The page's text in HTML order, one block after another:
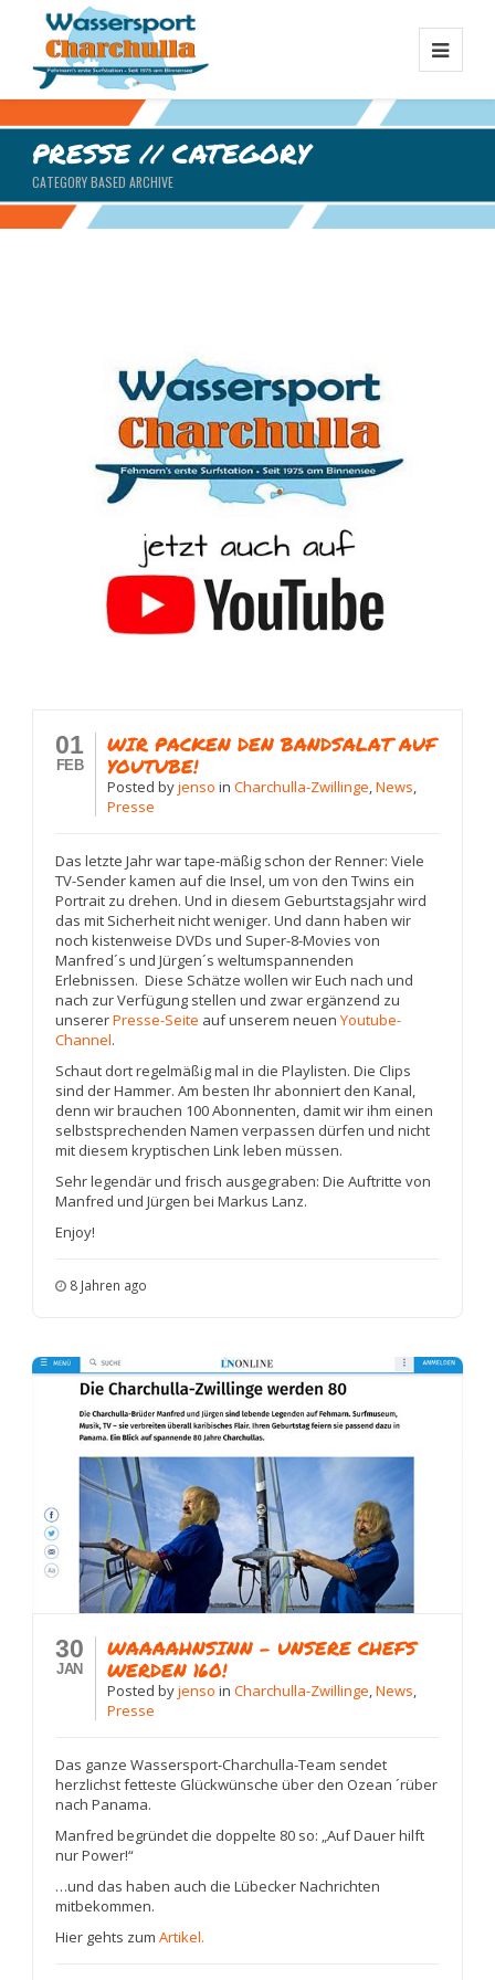
PRESSE // CATEGORY
CATEGORY BASED ARCHIVE
01
FEB
WIR PACKEN DEN BANDSALAT AUF
YOUTUBE!
PostedbyjensoinCharchulla-Zwillinge,News,
Presse
Das letzte Jahr war tape-mäßig schon der Renner: Viele
TV-Sender kamen auf die Insel, um von den Twins ein
Portrait zu drehen. Und in diesem Geburtstagsjahr wird
das mit Sicherheit nicht weniger. Und dann haben wir
noch kistenweise DVDs und Super-8-Movies von
Manfred´s und Jürgen´s weltumspannenden
Erlebnissen. Diese Schätze wollen wir Euch nach und
nach zur Verfügung stellen und zwar ergänzend zu
unsererPresse-Seite auf unserem neuenYoutube-
Channel.
Schaut dort regelmäßig mal in die Playlisten. Die Clips
sind der Hammer. Am besten Ihr abonniert den Kanal,
denn wir brauchen 100 Abonnenten, damit wir ihm einen
selbstsprechenden Namen verpassen dürfen und nicht
mit diesem kryptischen Link leben müssen.
Sehr legendär und frisch ausgegraben: Die Auftritte von
Manfred und Jürgen bei Markus Lanz.
Enjoy!
8 Jahren ago
30
JAN
WAAAAHNSINN – UNSERE CHEFS
WERDEN 160!
PostedbyjensoinCharchulla-Zwillinge,News,
Presse
Das ganze Wassersport-Charchulla-Team sendet
herzlichst fetteste Glückwünsche über den Ozean ´rüber
nach Panama.
Manfred begründet die doppelte 80 so: „Auf Dauer hilft
nur Power!“
…und das haben auch die Lübecker Nachrichten
mitbekommen.
Hier gehts zumArtikel.